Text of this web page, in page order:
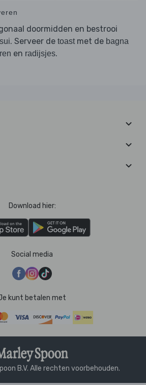
doormidden en bestrooi
. Serveer de toastmet de bagna
en radijsjes.
Download hier:
Social media
kunt betalen met
B.V. Alle rechten voorbehouden.